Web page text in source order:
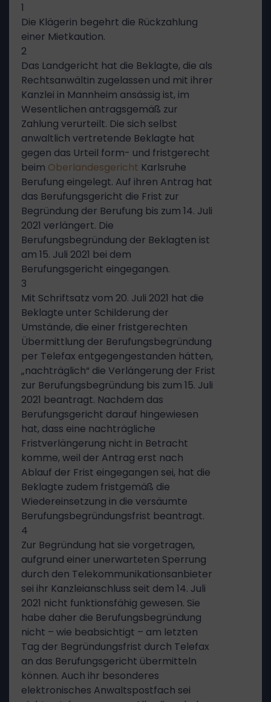
1
Die Klägerin begehrt die Rückzahlung
einer Mietkaution.
2
Das Landgericht hat die Beklagte, die als
Rechtsanwältin zugelassen und mit ihrer
Kanzlei in Mannheim ansässig ist, im
Wesentlichen antragsgemäß zur
Zahlung verurteilt. Die sich selbst
anwaltlich vertretende Beklagte hat
gegen das Urteil form- und fristgerecht
beim Oberlandesgericht Karlsruhe
Berufung eingelegt. Auf ihren Antrag hat
das Berufungsgericht die Frist zur
Begründung der Berufung bis zum 14. Juli
2021 verlängert. Die
Berufungsbegründung der Beklagten ist
am 15. Juli 2021 bei dem
Berufungsgericht eingegangen.
3
Mit Schriftsatz vom 20. Juli 2021 hat die
Beklagte unter Schilderung der
Umstände, die einer fristgerechten
Übermittlung der Berufungsbegründung
per Telefax entgegengestanden hätten,
„nachträglich“ die Verlängerung der Frist
zur Berufungsbegründung bis zum 15. Juli
2021 beantragt. Nachdem das
Berufungsgericht darauf hingewiesen
hat, dass eine nachträgliche
Fristverlängerung nicht in Betracht
komme, weil der Antrag erst nach
Ablauf der Frist eingegangen sei, hat die
Beklagte zudem fristgemäß die
Wiedereinsetzung in die versäumte
Berufungsbegründungsfrist beantragt.
4
Zur Begründung hat sie vorgetragen,
aufgrund einer unerwarteten Sperrung
durch den Telekommunikationsanbieter
sei ihr Kanzleianschluss seit dem 14. Juli
2021 nicht funktionsfähig gewesen. Sie
habe daher die Berufungsbegründung
nicht – wie beabsichtigt – am letzten
Tag der Begründungsfrist durch Telefax
an das Berufungsgericht übermitteln
können. Auch ihr besonderes
elektronisches Anwaltspostfach sei